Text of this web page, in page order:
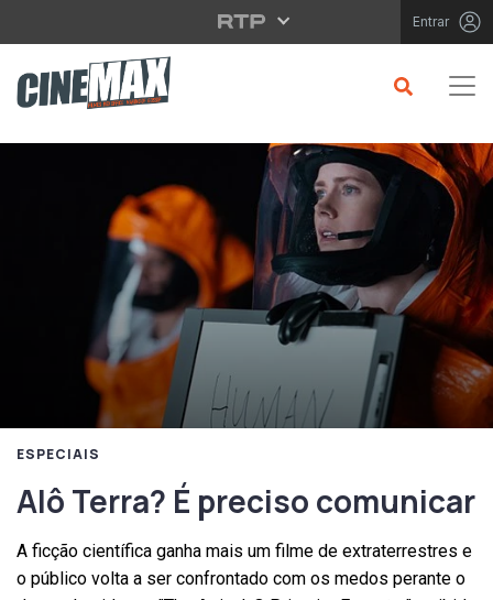
Saltar para o conteúdo principal Entrar
ESPECIAIS
Alô Terra? É preciso comunicar
A ficção científica ganha mais um filme de extraterrestres e
o público volta a ser confrontado com os medos perante o